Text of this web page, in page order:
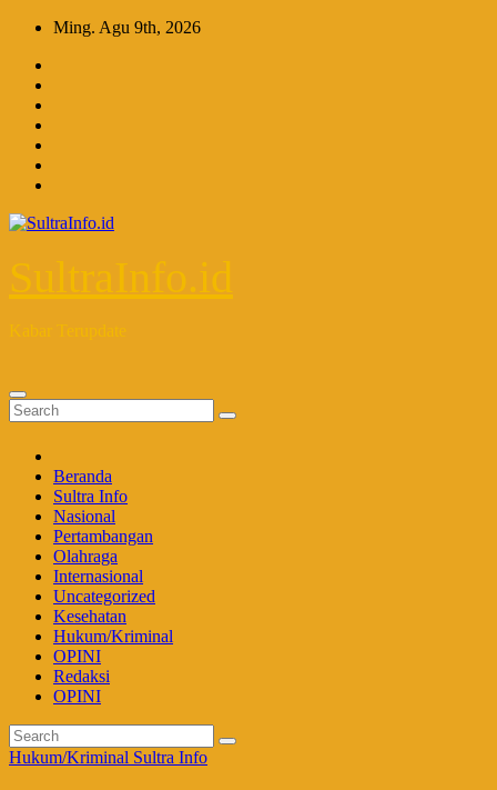
Skip
content
Ming. Agu 9th, 2026
SultraInfo.id
Kabar Terupdate
Beranda
Sultra Info
Nasional
Pertambangan
Olahraga
Internasional
Uncategorized
Kesehatan
Hukum/Kriminal
OPINI
Redaksi
OPINI
Hukum/Kriminal Sultra Info